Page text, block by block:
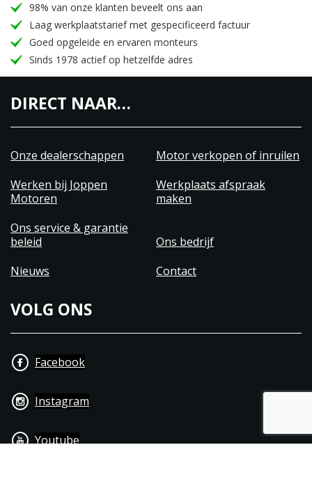
98% van onze klanten beveelt ons aan
Laag werkplaatstarief met gespecificeerd factuur
Goed opgeleide en ervaren monteurs
Sinds 1978 actief op hetzelfde adres
DIRECT NAAR…
Onze dealerschappen
Motor verkopen of inruilen
Werken bij Joppen
Motoren
Werkplaats afspraak
maken
Ons service & garantie
beleid
Ons bedrijf
Nieuws
Contact
VOLG ONS
Facebook
Instagram
Youtube